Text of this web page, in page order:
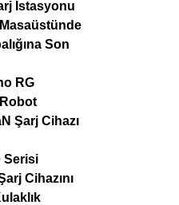
İstasyonu
Son
RG
Şarj Cihazı
Serisi
Cihazını